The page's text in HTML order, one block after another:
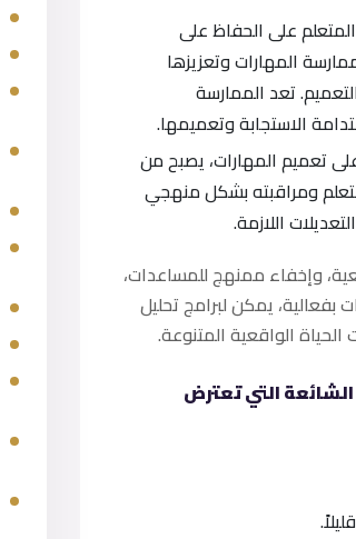
على الحفاظ على
المهارات وتعزيزها
تعد الممارسة
الاستجابة وتعميمها.
تعميم المهارات، يصبح من
ومراقبته بشكل منهجي
اللازمة.
وإخفاء ممنهج للمساعدات،
يمكن لبرامج تحليل
التي تعترض